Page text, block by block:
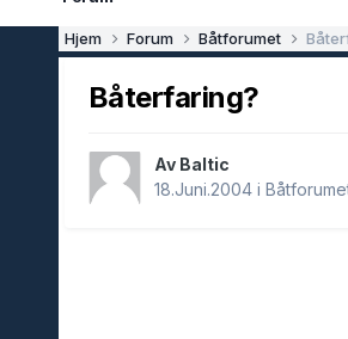
Hjem Forum Båtforumet
Båterfaring?
Av Baltic
18.Juni.2004 i